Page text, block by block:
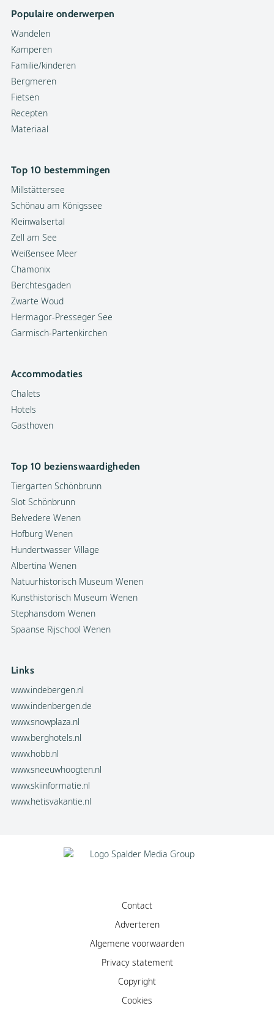
Populaire onderwerpen
Wandelen
Kamperen
Familie/kinderen
Bergmeren
Fietsen
Recepten
Materiaal
Top 10 bestemmingen
Millstättersee
Schönau am Königssee
Kleinwalsertal
Zell am See
Weißensee Meer
Chamonix
Berchtesgaden
Zwarte Woud
Hermagor-Presseger See
Garmisch-Partenkirchen
Accommodaties
Chalets
Hotels
Gasthoven
Top 10 bezienswaardigheden
Tiergarten Schönbrunn
Slot Schönbrunn
Belvedere Wenen
Hofburg Wenen
Hundertwasser Village
Albertina Wenen
Natuurhistorisch Museum Wenen
Kunsthistorisch Museum Wenen
Stephansdom Wenen
Spaanse Rijschool Wenen
Links
www.indebergen.nl
www.indenbergen.de
www.snowplaza.nl
www.berghotels.nl
www.hobb.nl
www.sneeuwhoogten.nl
www.skiinformatie.nl
www.hetisvakantie.nl
Contact
Adverteren
Algemene voorwaarden
Privacy statement
Copyright
Cookies